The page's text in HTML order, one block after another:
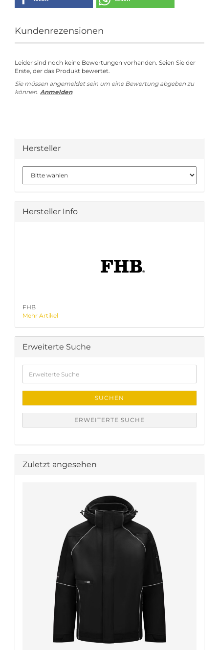
Kundenrezensionen
Leider sind noch keine Bewertungen vorhanden. Seien Sie der
Erste, der das Produkt bewertet.
Sie müssen angemeldet sein um eine Bewertung abgeben zu
können. Anmelden
Hersteller
Hersteller Info
FHB
Mehr Artikel
Erweiterte Suche
Suche
SUCHEN
ERWEITERTE SUCHE
Zuletzt angesehen